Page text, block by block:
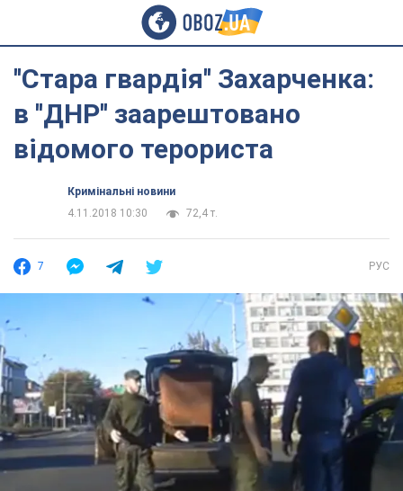
''Стара гвардія'' Захарченка:
в ''ДНР'' заарештовано
відомого терориста
Кримінальні новини
4.11.2018 10:30
72,4 т.
7 РУС